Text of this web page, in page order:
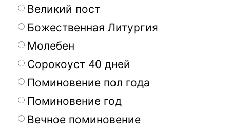
Великий пост
Божественная Литургия
Молебен
Сорокоуст 40 дней
Поминовение пол года
Поминовение год
Вечное поминовение